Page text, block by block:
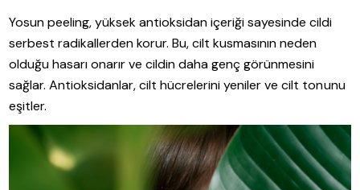
Yosun peeling, yüksek antioksidan içeriği sayesinde cildi
serbest radikallerden korur. Bu, cilt kusmasının neden
olduğu hasarı onarır ve cildin daha genç görünmesini
sağlar. Antioksidanlar, cilt hücrelerini yeniler ve cilt tonunu
eşitler.